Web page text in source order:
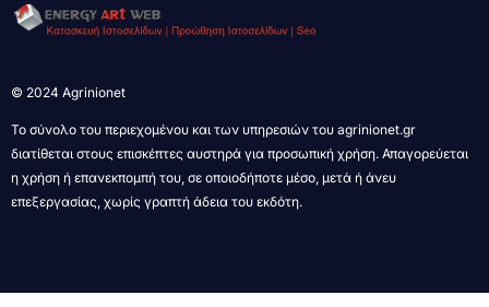
© 2024 Agrinionet
Το σύνολο του περιεχομένου και των υπηρεσιών του agrinionet.gr
διατίθεται στους επισκέπτες αυστηρά για προσωπική χρήση. Απαγορεύεται
η χρήση ή επανεκπομπή του, σε οποιοδήποτε μέσο, μετά ή άνευ
επεξεργασίας, χωρίς γραπτή άδεια του εκδότη.